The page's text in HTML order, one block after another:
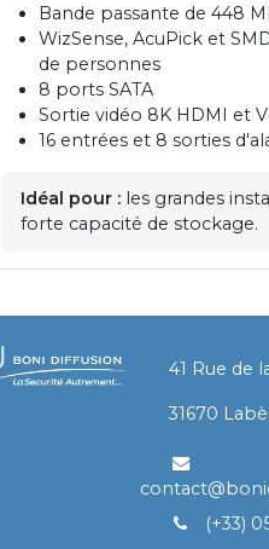
Bande passante de 448
WizSense, AcuPick et
de personnes
8 ports SATA
Sortie vidéo 8K HDMI et
16 entrées et 8 sorties
Idéal pour : les grandes
forte capacité de stockage.
​41 Rue de
​31670
(+33)